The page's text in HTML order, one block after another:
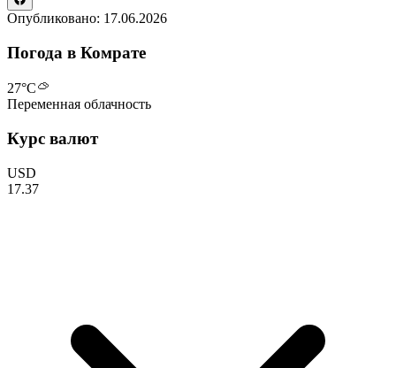
Опубликовано: 17.06.2026
Погода в Комрате
27°C
Переменная облачность
Курс валют
USD
17.37